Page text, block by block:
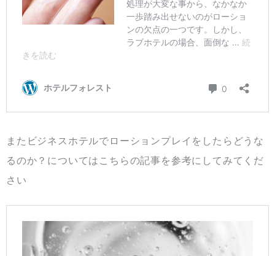
またビジネスホテルでローションプレイをしたらどうな
るのか？についてはこちらの記事を参考にしてみてくだ
さい